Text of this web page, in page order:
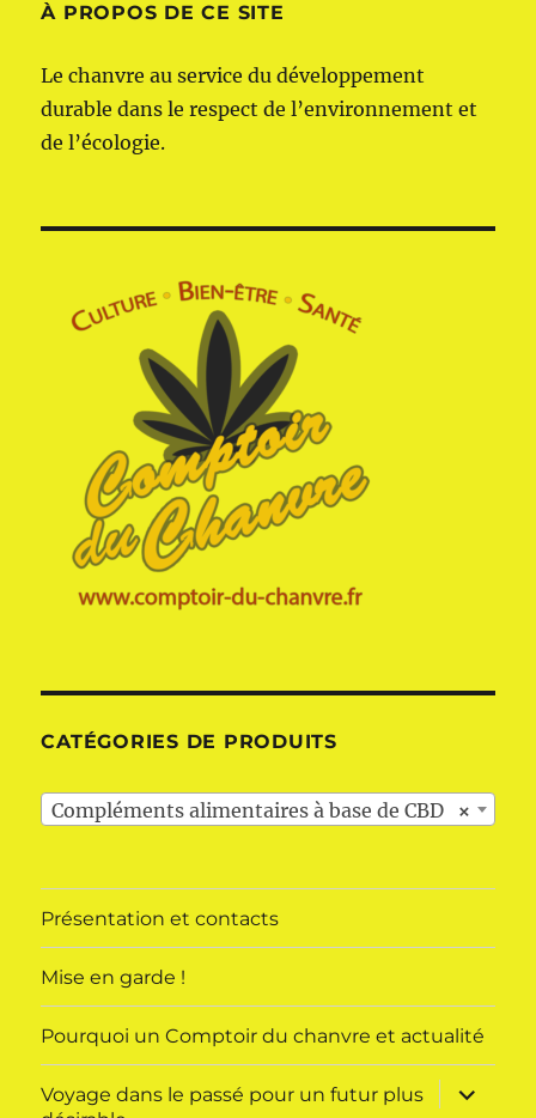
À PROPOS DE CE SITE
Le chanvre au service du développement
durable dans le respect de l’environnement et
de l’écologie.
CATÉGORIES DE PRODUITS
×
Compléments alimentaires à base de CBD
Présentation et contacts
Mise en garde !
Pourquoi un Comptoir du chanvre et actualité
Voyage dans le passé pour un futur plus
ouvrir
le